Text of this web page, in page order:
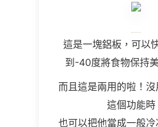
這是一塊鋁板，可以
到-40度將食物保持
而且這是兩用的啦！
這個功能時
也可以把他當成一般